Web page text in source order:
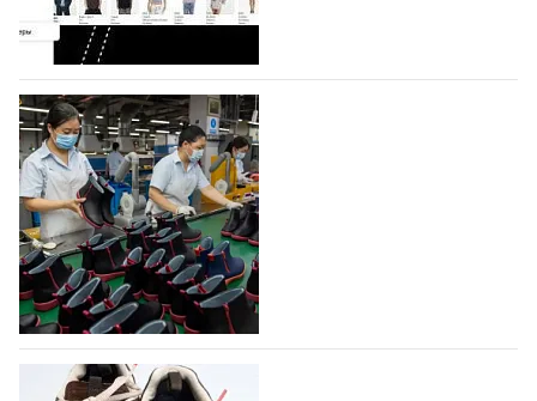
На платформе Lamoda - новый раздел и
условия продвижения локальных
дизайнерских марок
Российский маркетплейс Lamoda решил обновить
раздел для продажи продукции локальных
дизайнерских марок одежды, обуви и аксессуаров.
Бренды также получат маркетинговую…
06.08.2026 239
Объем мирового производства обуви в